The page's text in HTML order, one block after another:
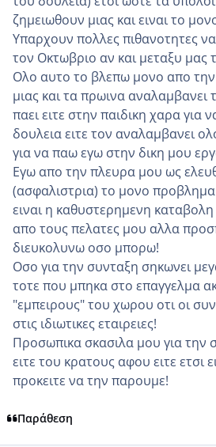
ζημειωθουν μιας και ειναι το
Υπαρχουν πολλες πιθανοτητες να
τον Οκτωβριο αν και μεταξυ μας
Ολο αυτο το βλεπω μονο απο την
μιας και τα πρωινα αναλαμβανει
παει ειτε στην παιδικη χαρα για
δουλεια ειτε τον αναλαμβανει
για να παω εγω στην δικη μου
Εγω απο την πλευρα μου ως
(ασφαλιστρια) το μονο
ειναι η καθυστερημενη
απο τους πελατες μου αλλα
διευκολυνω οσο μπορω!
Οσο για την συνταξη σηκωνει
τοτε που μπηκα στο επαγγελμα
"εμπειρους" του χωρου οτι οι
στις ιδιωτικες εταιρειες!
Προσωπικα σκασιλα μου για την
ειτε του κρατους αφου ειτε ετσι
προκειτε να την παρουμε!
Παράθεση